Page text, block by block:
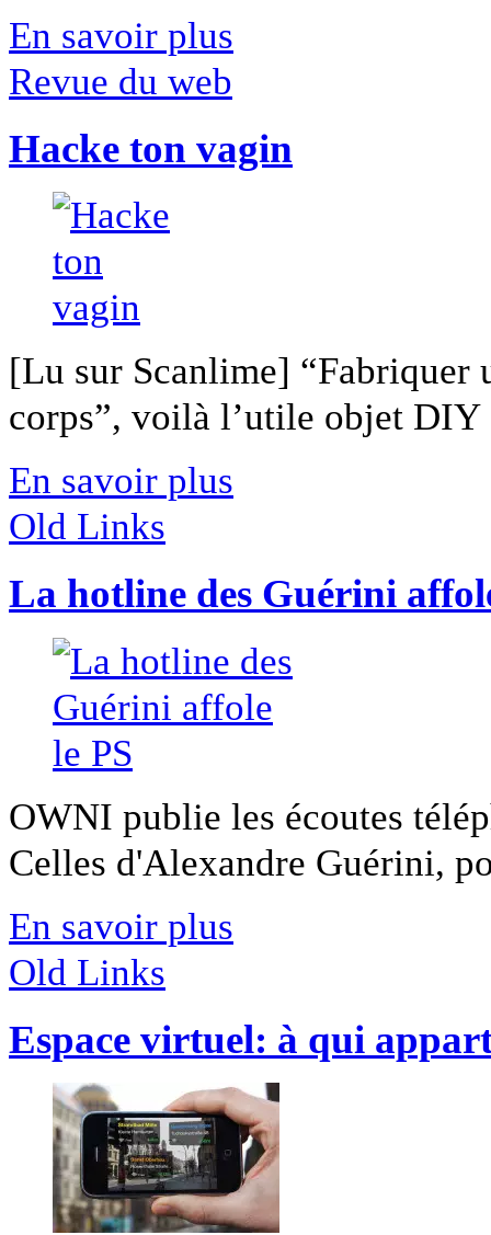
En savoir plus
Revue du web
Hacke ton vagin
[Lu sur Scanlime] “Fabriquer
corps”, voilà l’utile objet
En savoir plus
Old Links
La hotline des Guérini
OWNI publie les écoutes
Celles d'Alexandre Guérini,
En savoir plus
Old Links
Espace virtuel: à qui